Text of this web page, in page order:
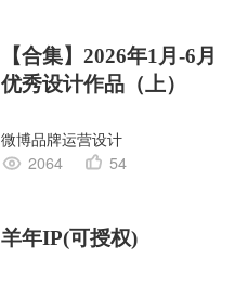
【合集】2026年1月-6月
优秀设计作品（上）
微博品牌运营设计
2064
54
羊年IP(可授权)